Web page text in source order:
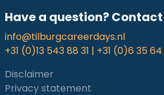
Have a question?
info@tilburgcareerdays.nl
+31 (0)13 543 88 31 | +31 (0)6 35
Disclaimer
Privacy statement